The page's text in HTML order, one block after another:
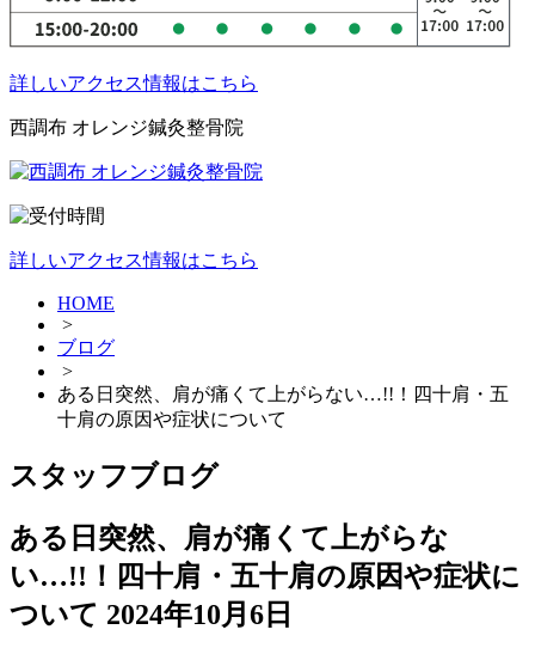
詳しいアクセス情報はこちら
西調布 オレンジ鍼灸整骨院
詳しいアクセス情報はこちら
HOME
>
ブログ
>
ある日突然、肩が痛くて上がらない…!!！四十肩・五
十肩の原因や症状について
スタッフブログ
ある日突然、肩が痛くて上がらな
い…!!！四十肩・五十肩の原因や症状に
ついて 2024年10月6日